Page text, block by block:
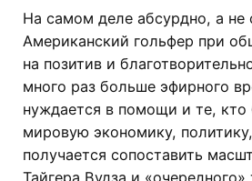
На самом деле абсурдно, а не
Американский гольфер при
на позитив и
много раз больше эфирного
нуждается в помощи и те,
мировую экономику,
получается сопоставить
Тайгера Вудза и